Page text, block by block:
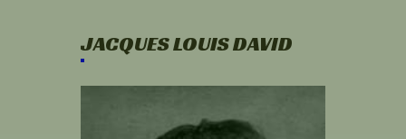
JACQUES LOUIS DAVID